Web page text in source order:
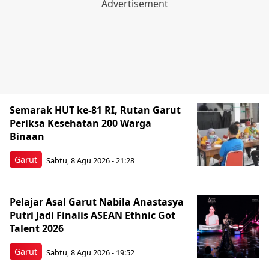
Garut
Semarak HUT ke-81 RI, Rutan Garut
Periksa Kesehatan 200 Warga
Binaan
Sabtu, 8 Agu 2026 - 21:28
Garut
Pelajar Asal Garut Nabila Anastasya
Putri Jadi Finalis ASEAN Ethnic Got
Talent 2026
Sabtu, 8 Agu 2026 - 19:52